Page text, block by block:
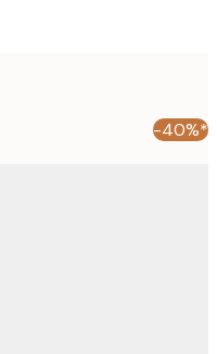
-40%*